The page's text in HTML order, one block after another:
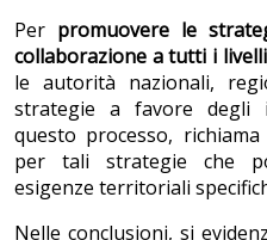
Per promuovere le
collaborazione a tutti i
le autorità nazionali,
strategie a favore degli
questo processo, richiama
per tali strategie che
esigenze territoriali
Nelle conclusioni, si